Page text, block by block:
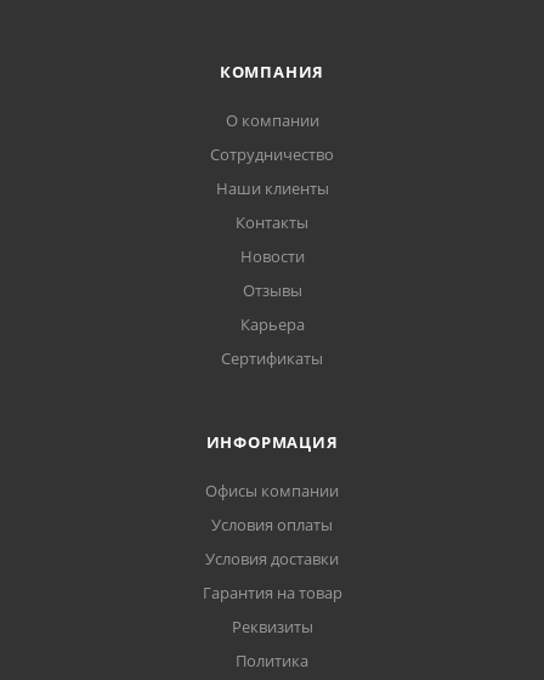
КОМПАНИЯ
О компании
Сотрудничество
Наши клиенты
Контакты
Новости
Отзывы
Карьера
Сертификаты
ИНФОРМАЦИЯ
Офисы компании
Условия оплаты
Условия доставки
Гарантия на товар
Реквизиты
Политика